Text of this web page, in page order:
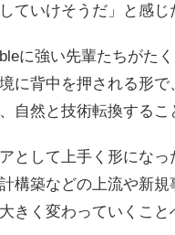
ていけそうだ」と感じ
に強い先輩たちがた
に背中を押される形
自然と技術転換するこ
として上手く形にな
構築などの上流や新
きく変わっていくこ